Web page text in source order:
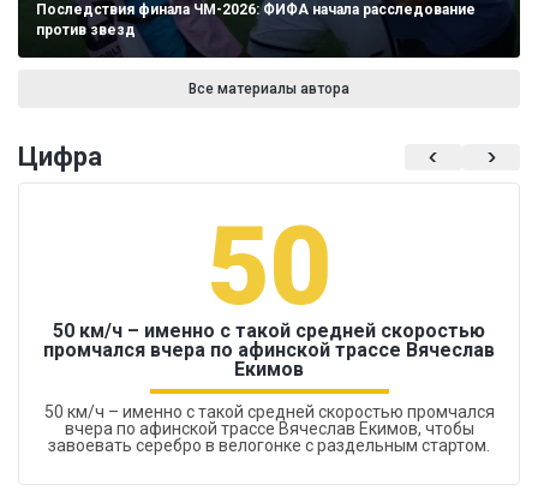
Последствия финала ЧМ-2026: ФИФА начала расследование
против звезд
Все материалы автора
Цифра
50
50 км/ч – именно с такой средней скоростью
промчался вчера по афинской трассе Вячеслав
Екимов
50 км/ч – именно с такой средней скоростью промчался
вчера по афинской трассе Вячеслав Екимов, чтобы
завоевать серебро в велогонке с раздельным стартом.